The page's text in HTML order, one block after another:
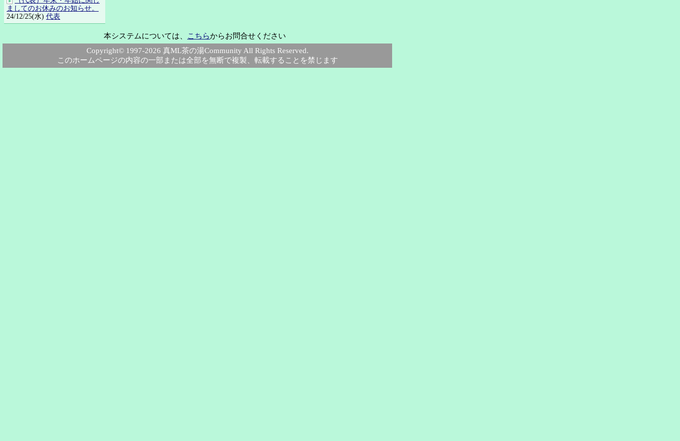
ましてのお休みのお知らせ。
24/12/25(水) 代表
本システムについては、 こちらからお問合せください
Copyright© 1997-2026 真ML茶の湯Community All Rights Reserved.
このホームページの内容の一部または全部を無断で複製、転載することを禁じます